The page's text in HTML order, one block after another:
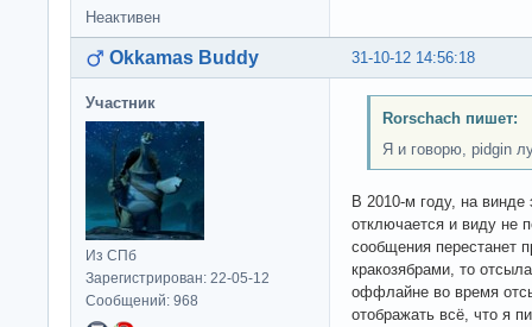
Неактивен
31-10-12 14:56:18
Okkamas Buddy
Участник
Из СПб
Зарегистрирован: 22-05-12
Сообщений: 968
Rorschach пишет:
Я и говорю, pidgin
В 2010-м году, на винде
отключается и виду не
сообщения перестанет
кракозябрами, то
оффлайне во время
отображать всё, что я